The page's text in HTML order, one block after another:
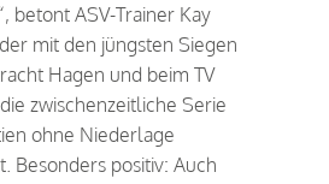
betont ASV-Trainer Kay
mit den jüngsten Siegen
Hagen und beim TV
zwischenzeitliche Serie
ohne Niederlage
Besonders positiv: Auch